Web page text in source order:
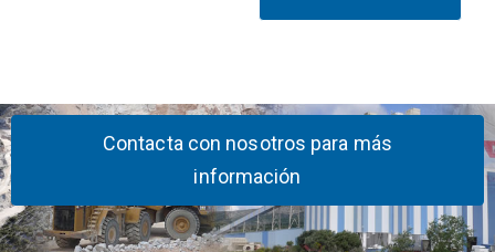
Contacta con nosotros para más
información